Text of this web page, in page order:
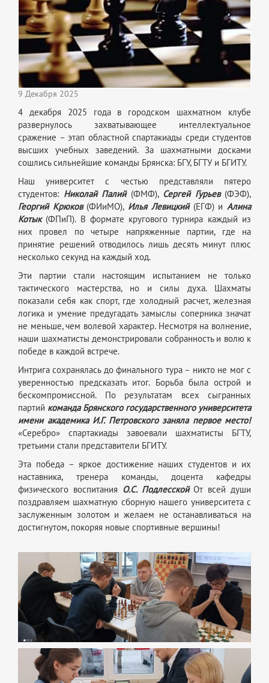
9 Декабря 2025
4 декабря 2025 года в городском шахматном клубе
развернулось захватывающее интеллектуальное
сражение – этап областной спартакиады среди студентов
высших учебных заведений. За шахматными досками
сошлись сильнейшие команды Брянска: БГУ, БГТУ и БГИТУ.
Наш университет с честью представляли пятеро
студентов: Николай Палий(ФМФ), Сергей Гурьев(ФЭФ),
Георгий Крюков(ФИиМО), Илья Левицкий(ЕГФ) иАлина
Котык(ФПиП). В формате кругового турнира каждый из
них провел по четыре напряженные партии, где на
принятие решений отводилось лишь десять минут плюс
несколько секунд на каждый ход.
Эти партии стали настоящим испытанием не только
тактического мастерства, но и силы духа. Шахматы
показали себя как спорт, где холодный расчет, железная
логика и умение предугадать замыслы соперника значат
не меньше, чем волевой характер. Несмотря на волнение,
наши шахматисты демонстрировали собранность и волю к
победе в каждой встрече.
Интрига сохранялась до финального тура – никто не мог с
уверенностью предсказать итог. Борьба была острой и
бескомпромиссной. По результатам всех сыгранных
партий команда Брянского государственного университета
имени академика И.Г. Петровского заняла первое место!
«Серебро» спартакиады завоевали шахматисты БГТУ,
третьими стали представители БГИТУ.
Эта победа – яркое достижение наших студентов и их
наставника, тренера команды, доцента кафедры
физического воспитания О.С. ПодлесскойОт всей души
поздравляем шахматную сборную нашего университета с
заслуженным золотом и желаем не останавливаться на
достигнутом, покоряя новые спортивные вершины!